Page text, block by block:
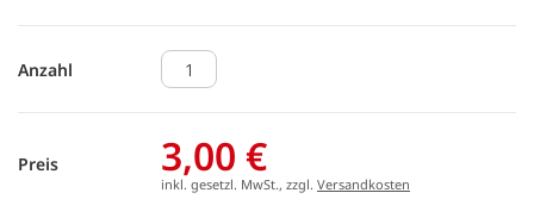
Anzahl
Preis 3,00 €
inkl. gesetzl. MwSt., zzgl. Versandkosten